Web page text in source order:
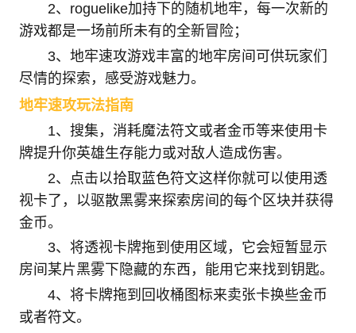
2、roguelike加持下的随机地牢，每一次新的
游戏都是一场前所未有的全新冒险；
3、地牢速攻游戏丰富的地牢房间可供玩家们
尽情的探索，感受游戏魅力。
地牢速攻玩法指南
1、搜集，消耗魔法符文或者金币等来使用卡
牌提升你英雄生存能力或对敌人造成伤害。
2、点击以拾取蓝色符文这样你就可以使用透
视卡了，以驱散黑雾来探索房间的每个区块并获得
金币。
3、将透视卡牌拖到使用区域，它会短暂显示
房间某片黑雾下隐藏的东西，能用它来找到钥匙。
4、将卡牌拖到回收桶图标来卖张卡换些金币
或者符文。